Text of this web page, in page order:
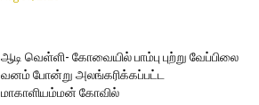
ஆடி வெள்ளி- கோவையில் பாம்பு புற்று வேப்பிலை
வனம் போன்று அலங்கரிக்கப்பட்ட
மாகாளியம்மன் கோவில்